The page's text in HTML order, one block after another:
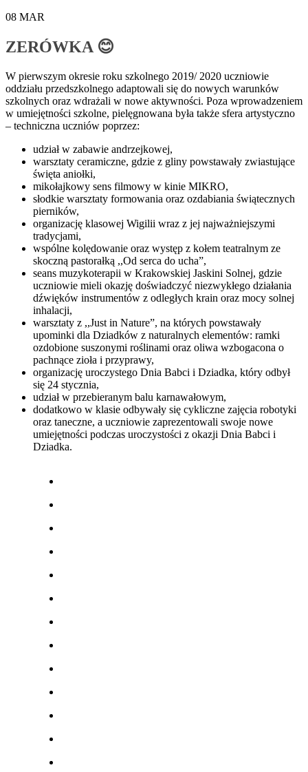
08 MAR
ZERÓWKA 😊
W pierwszym okresie roku szkolnego 2019/ 2020 uczniowie
oddziału przedszkolnego adaptowali się do nowych warunków
szkolnych oraz wdrażali w nowe aktywności. Poza wprowadzeniem
w umiejętności szkolne, pielęgnowana była także sfera artystyczno
– techniczna uczniów poprzez:
udział w zabawie andrzejkowej,
warsztaty ceramiczne, gdzie z gliny powstawały zwiastujące
święta aniołki,
mikołajkowy sens filmowy w kinie MIKRO,
słodkie warsztaty formowania oraz ozdabiania świątecznych
pierników,
organizację klasowej Wigilii wraz z jej najważniejszymi
tradycjami,
wspólne kolędowanie oraz występ z kołem teatralnym ze
skoczną pastorałką ,,Od serca do ucha”,
seans muzykoterapii w Krakowskiej Jaskini Solnej, gdzie
uczniowie mieli okazję doświadczyć niezwykłego działania
dźwięków instrumentów z odległych krain oraz mocy solnej
inhalacji,
warsztaty z ,,Just in Nature”, na których powstawały
upominki dla Dziadków z naturalnych elementów: ramki
ozdobione suszonymi roślinami oraz oliwa wzbogacona o
pachnące zioła i przyprawy,
organizację uroczystego Dnia Babci i Dziadka, który odbył
się 24 stycznia,
udział w przebieranym balu karnawałowym,
dodatkowo w klasie odbywały się cykliczne zajęcia robotyki
oraz taneczne, a uczniowie zaprezentowali swoje nowe
umiejętności podczas uroczystości z okazji Dnia Babci i
Dziadka.